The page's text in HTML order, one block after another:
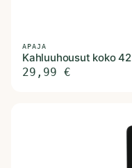
APAJA
Kahluuhousut koko 42
29,99 €